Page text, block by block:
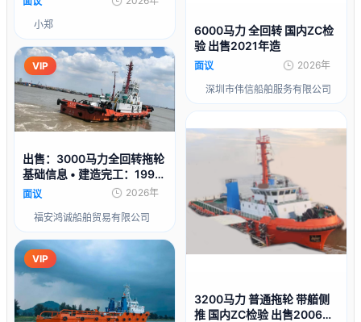
小郑
VIP
出售：3000马力全回转拖轮
基础信息 • 建造完工：1993
年 • 建造船厂：中国 上海
面议 2026年
福安鸿诚船舶贸易有限公司
VIP
6000马力 全回转 国内ZC检
验 出售2021年造
面议 2026年
深圳市伟信船舶服务有限公司
3200马力 普通拖轮 带艏侧
推 国内ZC检验 出售2006年